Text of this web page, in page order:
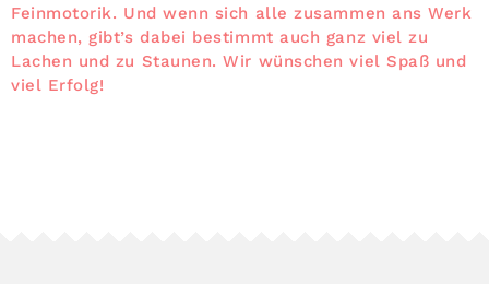
Feinmotorik. Und wenn sich alle zusammen ans Werk
machen, gibt’s dabei bestimmt auch ganz viel zu
Lachen und zu Staunen. Wir wünschen viel Spaß und
viel Erfolg!